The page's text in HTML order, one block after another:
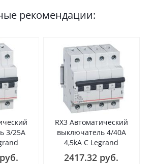
рекомендации:
3/25А
RX3 Автоматический
выключатель 4/40А
4,5kA C Legrand
2417.32 руб.